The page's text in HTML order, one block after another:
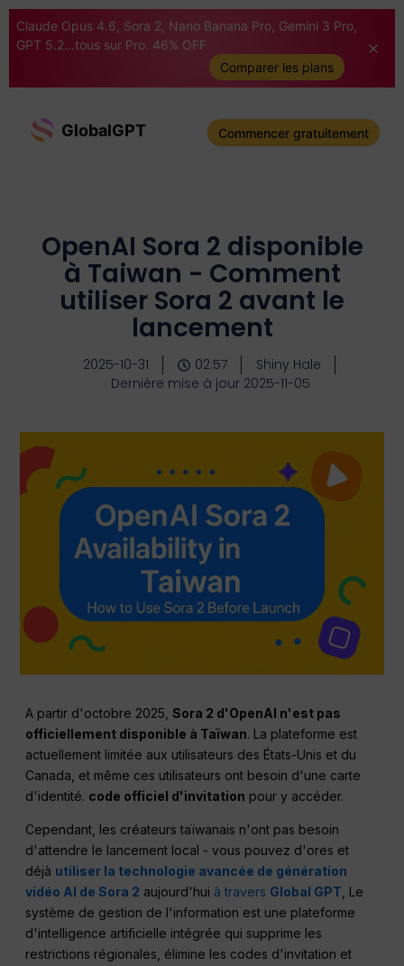
Claude Opus 4.6, Sora 2, Nano Banana Pro, Gemini 3 Pro,
GPT 5.2...tous sur Pro. 46% OFF
Comparer les plans
GlobalGPT Commencer gratuitement
OpenAI Sora 2 disponible
à Taiwan - Comment
utiliser Sora 2 avant le
lancement
2025-10-31 02:57
Shiny Hale
Dernière mise à jour 2025-11-05
A partir d'octobre 2025,Sora 2 d'OpenAI n'est pas
officiellement disponible à Taïwan. La plateforme est
actuellement limitée aux utilisateurs des États-Unis et du
Canada, et même ces utilisateurs ont besoin d'une carte
d'identité. code officiel d'invitation pour y accéder.
Cependant, les créateurs taïwanais n'ont pas besoin
d'attendre le lancement local - vous pouvez d'ores et
déjà utiliser la technologie avancée de génération
vidéo AI de Sora 2 aujourd'hui à travers Global GPT , Le
système de gestion de l'information est une plateforme
d'intelligence artificielle intégrée qui supprime les
restrictions régionales, élimine les codes d'invitation et